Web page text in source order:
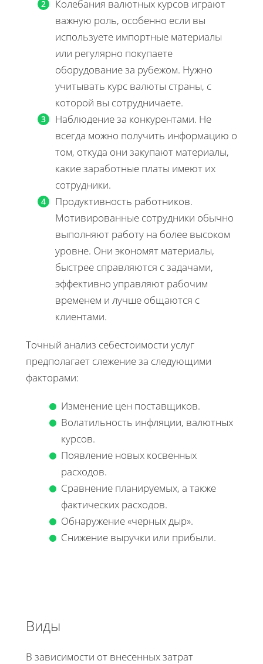
Колебания валютных курсов играют
важную роль, особенно если вы
используете импортные материалы
или регулярно покупаете
оборудование за рубежом. Нужно
учитывать курс валюты страны, с
которой вы сотрудничаете.
Наблюдение за конкурентами. Не
всегда можно получить информацию о
том, откуда они закупают материалы,
какие заработные платы имеют их
сотрудники.
Продуктивность работников.
Мотивированные сотрудники обычно
выполняют работу на более высоком
уровне. Они экономят материалы,
быстрее справляются с задачами,
эффективно управляют рабочим
временем и лучше общаются с
клиентами.
Точный анализ себестоимости услуг
предполагает слежение за следующими
факторами:
Изменение цен поставщиков.
Волатильность инфляции, валютных
курсов.
Появление новых косвенных
расходов.
Сравнение планируемых, а также
фактических расходов.
Обнаружение «черных дыр».
Снижение выручки или прибыли.
Виды
В зависимости от внесенных затрат